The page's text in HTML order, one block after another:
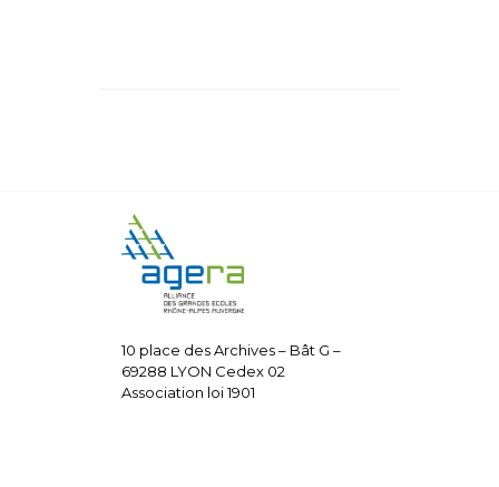
10 place des Archives – Bât G –
69288 LYON Cedex 02
Association loi 1901